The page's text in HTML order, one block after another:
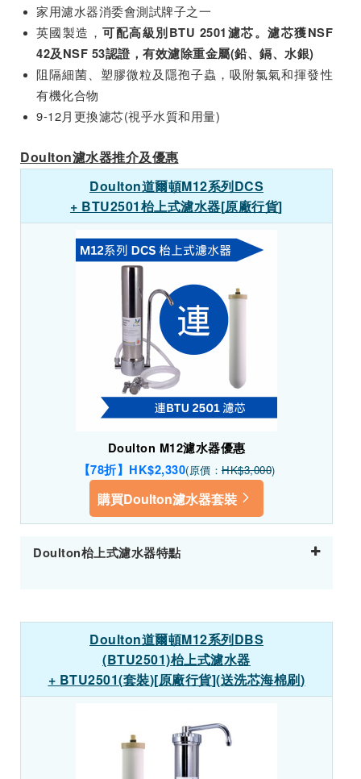
家用濾水器消委會測試牌子之一
英國製造，可配高級別BTU 2501濾芯。濾芯獲NSF
42及NSF 53認證，有效濾除重金屬(鉛、鎘、水銀)
阻隔細菌、塑膠微粒及隱孢子蟲，吸附氯氣和揮發性
有機化合物
9-12月更換濾芯(視乎水質和用量)
Doulton濾水器推介及優惠
Doulton道爾頓M12系列DCS
+ BTU2501枱上式濾水器[原廠行貨]
Doulton M12濾水器優惠
【78折】HK$2,330(原價： HK$3,000)
購買Doulton濾水器套裝
Doulton枱上式濾水器特點
Doulton道爾頓M12系列DBS
(BTU2501)枱上式濾水器
+ BTU2501(套裝)[原廠行貨](送洗芯海棉刷)